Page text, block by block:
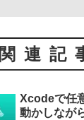
関連記
Xcodeで任
動かしなが